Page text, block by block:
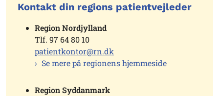
Kontakt din regions patientvejleder
Region Nordjylland
Tlf. 97 64 80 10
patientkontor@rn.dk
Se mere på regionens hjemmeside
Region Syddanmark